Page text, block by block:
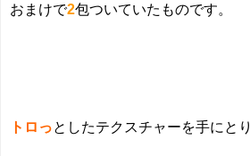
おまけで2包ついていたものです。
トロっ としたテクスチャーを手にとり